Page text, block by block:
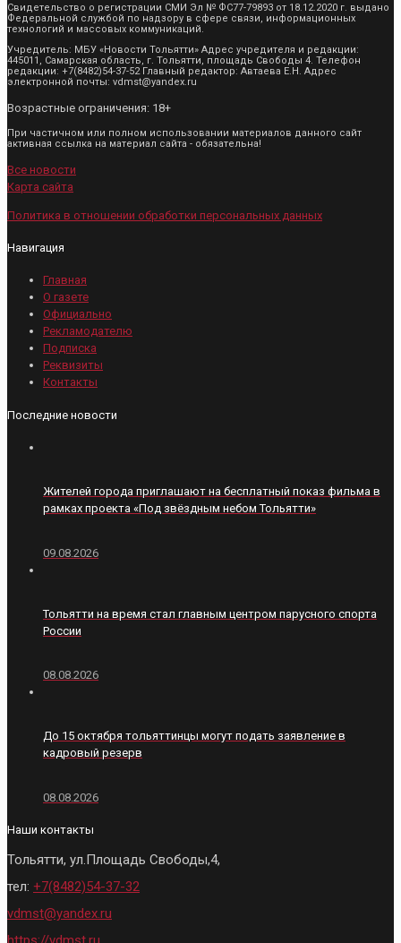
Свидетельство о регистрации СМИ Эл № ФС77-79893 от 18.12.2020 г. выдано
Федеральной службой по надзору в сфере связи, информационных
технологий и массовых коммуникаций.
Учредитель: МБУ «Новости Тольятти» Адрес учредителя и редакции:
445011, Самарская область, г. Тольятти, площадь Свободы 4. Телефон
редакции: +7(8482)54-37-52 Главный редактор: Автаева Е.Н. Адрес
электронной почты: vdmst@yandex.ru
Возрастные ограничения: 18+
При частичном или полном использовании материалов данного сайт
активная ссылка на материал сайта - обязательна!
Все новости
Карта сайта
Политика в отношении обработки персональных данных
Навигация
Главная
О газете
Официально
Рекламодателю
Подписка
Реквизиты
Контакты
Последние новости
Жителей города приглашают на бесплатный показ фильма в
рамках проекта «Под звёздным небом Тольятти»
09.08.2026
Тольятти на время стал главным центром парусного спорта
России
08.08.2026
До 15 октября тольяттинцы могут подать заявление в
кадровый резерв
08.08.2026
Наши контакты
Тольятти, ул.Площадь Свободы,4,
тел: +7(8482)54-37-32
vdmst@yandex.ru